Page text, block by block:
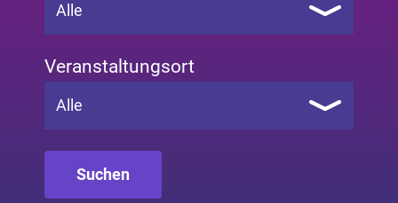
Alle
Veranstaltungsort
Alle